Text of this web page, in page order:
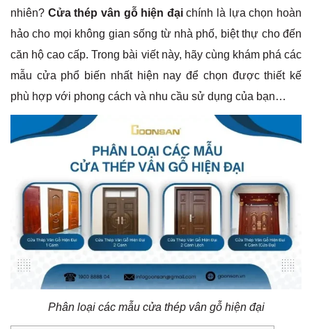
nhiên? Cửa thép vân gỗ hiện đạichính là lựa chọn hoàn
hảo cho mọi không gian sống từ nhà phố, biệt thự cho đến
căn hộ cao cấp. Trong bài viết này, hãy cùng khám phá các
mẫu cửa phổ biến nhất hiện nay để chọn được thiết kế
phù hợp với phong cách và nhu cầu sử dụng của bạn…
Phân loại các mẫu cửa thép vân gỗ hiện đại